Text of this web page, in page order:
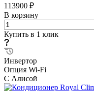
113900 ₽
В корзину
Купить в 1 клик
Инвертор
Опция Wi-Fi
С Алисой